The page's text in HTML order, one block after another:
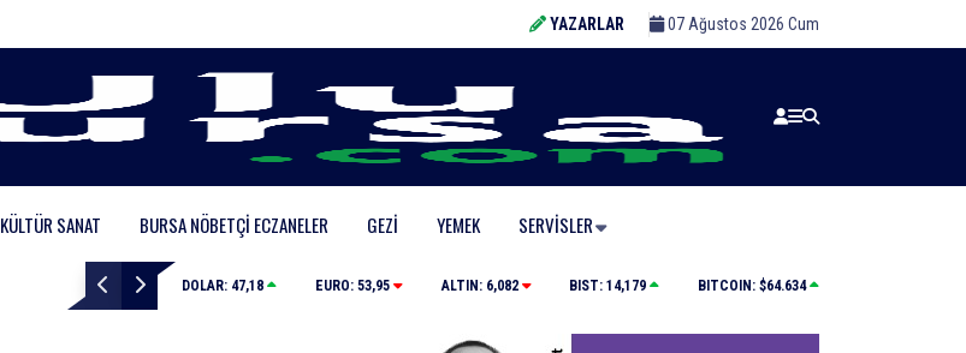
YAZARLAR 07 Ağustos 2026 Cum
KÜLTÜR SANAT BURSA NÖBETÇI ECZANELER GEZI YEMEK SERVISLER
Karacabey Belediyesi’nden metruk yapılara geçit yok Yolcu otobüsünün çarptığı kadın ağır yaralandı
DOLAR: 47,18 EURO: 53,95 ALTIN: 6,082 BIST: 14,179 BITCOIN: $64.634